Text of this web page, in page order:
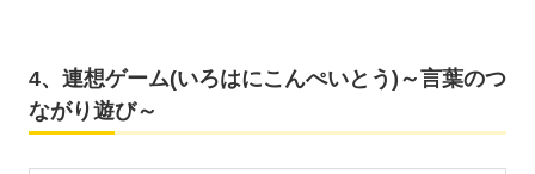
4、連想ゲーム(いろはにこんぺいとう)～言葉のつ
ながり遊び～